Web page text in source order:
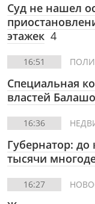
Суд не нашел
этажек 4
16:51
Специальная
властей
16:36
Губернатор: до
тысячи
16:27